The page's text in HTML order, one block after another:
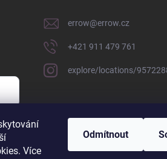
Více
Odmítnout
errow@errow.cz
+421 911 479 761
explore/locations/